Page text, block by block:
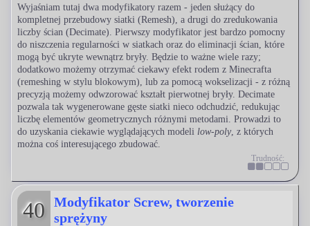
Trudność:
Wyjaśniam tutaj dwa modyfikatory razem - jeden służący do
kompletnej przebudowy siatki (Remesh), a drugi do zredukowania
liczby ścian (Decimate). Pierwszy modyfikator jest bardzo pomocny
do niszczenia regularności w siatkach oraz do eliminacji ścian, które
mogą być ukryte wewnątrz bryły. Będzie to ważne wiele razy;
dodatkowo możemy otrzymać ciekawy efekt rodem z Minecrafta
(remeshing w stylu blokowym), lub za pomocą wokselizacji - z różną
precyzją możemy odwzorować kształt pierwotnej bryły. Decimate
pozwala tak wygenerowane gęste siatki nieco odchudzić, redukując
liczbę elementów geometrycznych różnymi metodami. Prowadzi to
do uzyskania ciekawie wyglądających modeli low-poly , z których
można coś interesującego zbudować.
40
Modyfikator Screw, tworzenie
sprężyny